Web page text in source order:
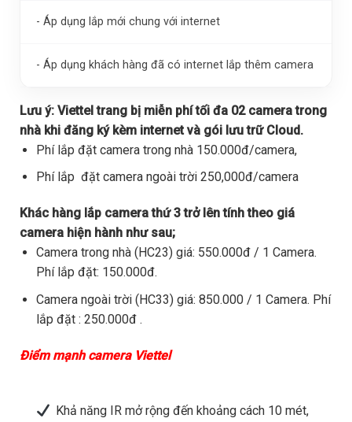
- Áp dụng lắp mới chung với internet
- Áp dụng khách hàng đã có internet lắp thêm camera
Lưu ý: Viettel trang bị miễn phí tối đa 02 camera trong
nhà khi đăng ký kèm internet và gói lưu trữ Cloud.
Phí lắp đặt camera trong nhà 150.000đ/camera,
Phí lắp đặt camera ngoài trời 250,000đ/camera
Khác hàng lắp camera thứ 3 trở lên tính theo giá
camera hiện hành như sau;
Camera trong nhà (HC23) giá: 550.000đ / 1 Camera.
Phí lắp đặt: 150.000đ.
Camera ngoài trời (HC33) giá: 850.000 / 1 Camera. Phí
lắp đặt : 250.000đ .
Điểm mạnh camera Viettel
Khả năng IR mở rộng đến khoảng cách 10 mét,